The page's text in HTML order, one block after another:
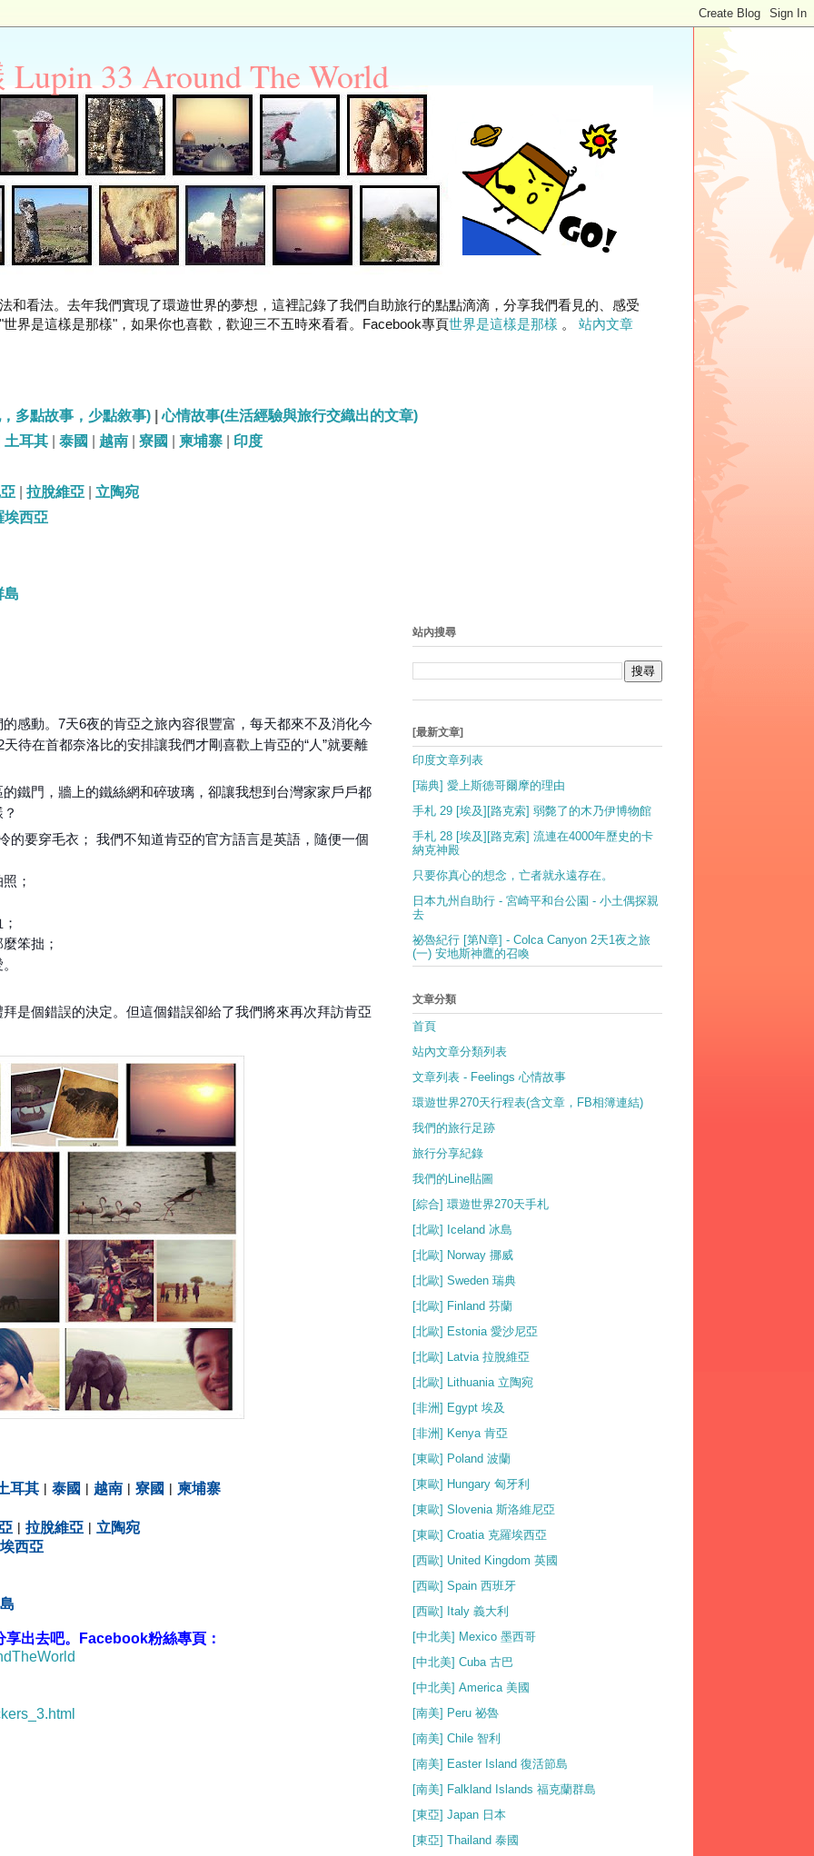
33 Around The World
和看法。去年我們實現了環遊世界的夢想，這裡記錄了我們自助旅行的點點滴滴，分享我們看見的、感受
界是這樣是那樣"，如果你也喜歡，歡迎三不五時來看看。Facebook專頁世界是這樣是那樣 。
站內文章
多點故事，少點敘事) |心情故事(生活經驗與旅行交織出的文章)
土耳其 泰國 越南 寮國 柬埔寨 印度
拉脫維亞 立陶宛
埃西亞
島
感動。7天6夜的肯亞之旅內容很豐富，每天都來不及消化今
待在首都奈洛比的安排讓我們才剛喜歡上肯亞的“人”就要離
鐵門，牆上的鐵絲網和碎玻璃，卻讓我想到台灣家家戶戶都
的要穿毛衣； 我們不知道肯亞的官方語言是英語，隨便一個
；
笨拙；
是個錯誤的決定。但這個錯誤卻給了我們將來再次拜訪肯亞
耳其 | 泰國 | 越南 | 寮國 | 柬埔寨
| 拉脫維亞 | 立陶宛
西亞
出去吧。Facebook粉絲專頁：
站內搜尋
[最新文章]
印度文章列表
[瑞典] 愛上斯德哥爾摩的理由
手札 29 [埃及][路克索] 弱斃了的木乃伊博物館
手札 28 [埃及][路克索] 流連在4000年歷史的卡
納克神殿
只要你真心的想念，亡者就永遠存在。
日本九州自助行 - 宮崎平和台公園 - 小土偶探親
去
祕魯紀行 [第N章] - Colca Canyon 2天1夜之旅
(一) 安地斯神鷹的召喚
文章分類
首頁
站內文章分類列表
文章列表 - Feelings 心情故事
環遊世界270天行程表(含文章，FB相簿連結)
我們的旅行足跡
旅行分享紀錄
我們的Line貼圖
[綜合] 環遊世界270天手札
[北歐] Iceland 冰島
[北歐] Norway 挪威
[北歐] Sweden 瑞典
[北歐] Finland 芬蘭
[北歐] Estonia 愛沙尼亞
[北歐] Latvia 拉脫維亞
[北歐] Lithuania 立陶宛
[非洲] Egypt 埃及
[非洲] Kenya 肯亞
[東歐] Poland 波蘭
[東歐] Hungary 匈牙利
[東歐] Slovenia 斯洛維尼亞
[東歐] Croatia 克羅埃西亞
[西歐] United Kingdom 英國
[西歐] Spain 西班牙
[西歐] Italy 義大利
[中北美] Mexico 墨西哥
[中北美] Cuba 古巴
[中北美] America 美國
[南美] Peru 祕魯
[南美] Chile 智利
[南美] Easter Island 復活節島
[南美] Falkland Islands 福克蘭群島
[東亞] Japan 日本
[東亞] Thailand 泰國